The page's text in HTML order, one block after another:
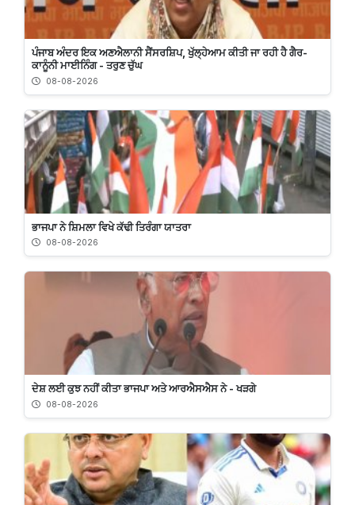
ਪੰਜਾਬ ਅੰਦਰ ਇਕ ਅਣਐਲਾਨੀ ਸੈਂਸਰਸ਼ਿਪ, ਖੁੱਲ੍ਹੇਆਮ ਕੀਤੀ ਜਾ ਰਹੀ ਹੈ ਗੈਰ-
ਕਾਨੂੰਨੀ ਮਾਈਨਿੰਗ - ਤਰੁਣ ਚੁੱਘ
08-08-2026
ਭਾਜਪਾ ਨੇ ਸ਼ਿਮਲਾ ਵਿਖੇ ਕੱਢੀ ਤਿਰੰਗਾ ਯਾਤਰਾ
08-08-2026
ਦੇਸ਼ ਲਈ ਕੁਝ ਨਹੀਂ ਕੀਤਾ ਭਾਜਪਾ ਅਤੇ ਆਰਐਸਐਸ ਨੇ - ਖੜਗੇ
08-08-2026